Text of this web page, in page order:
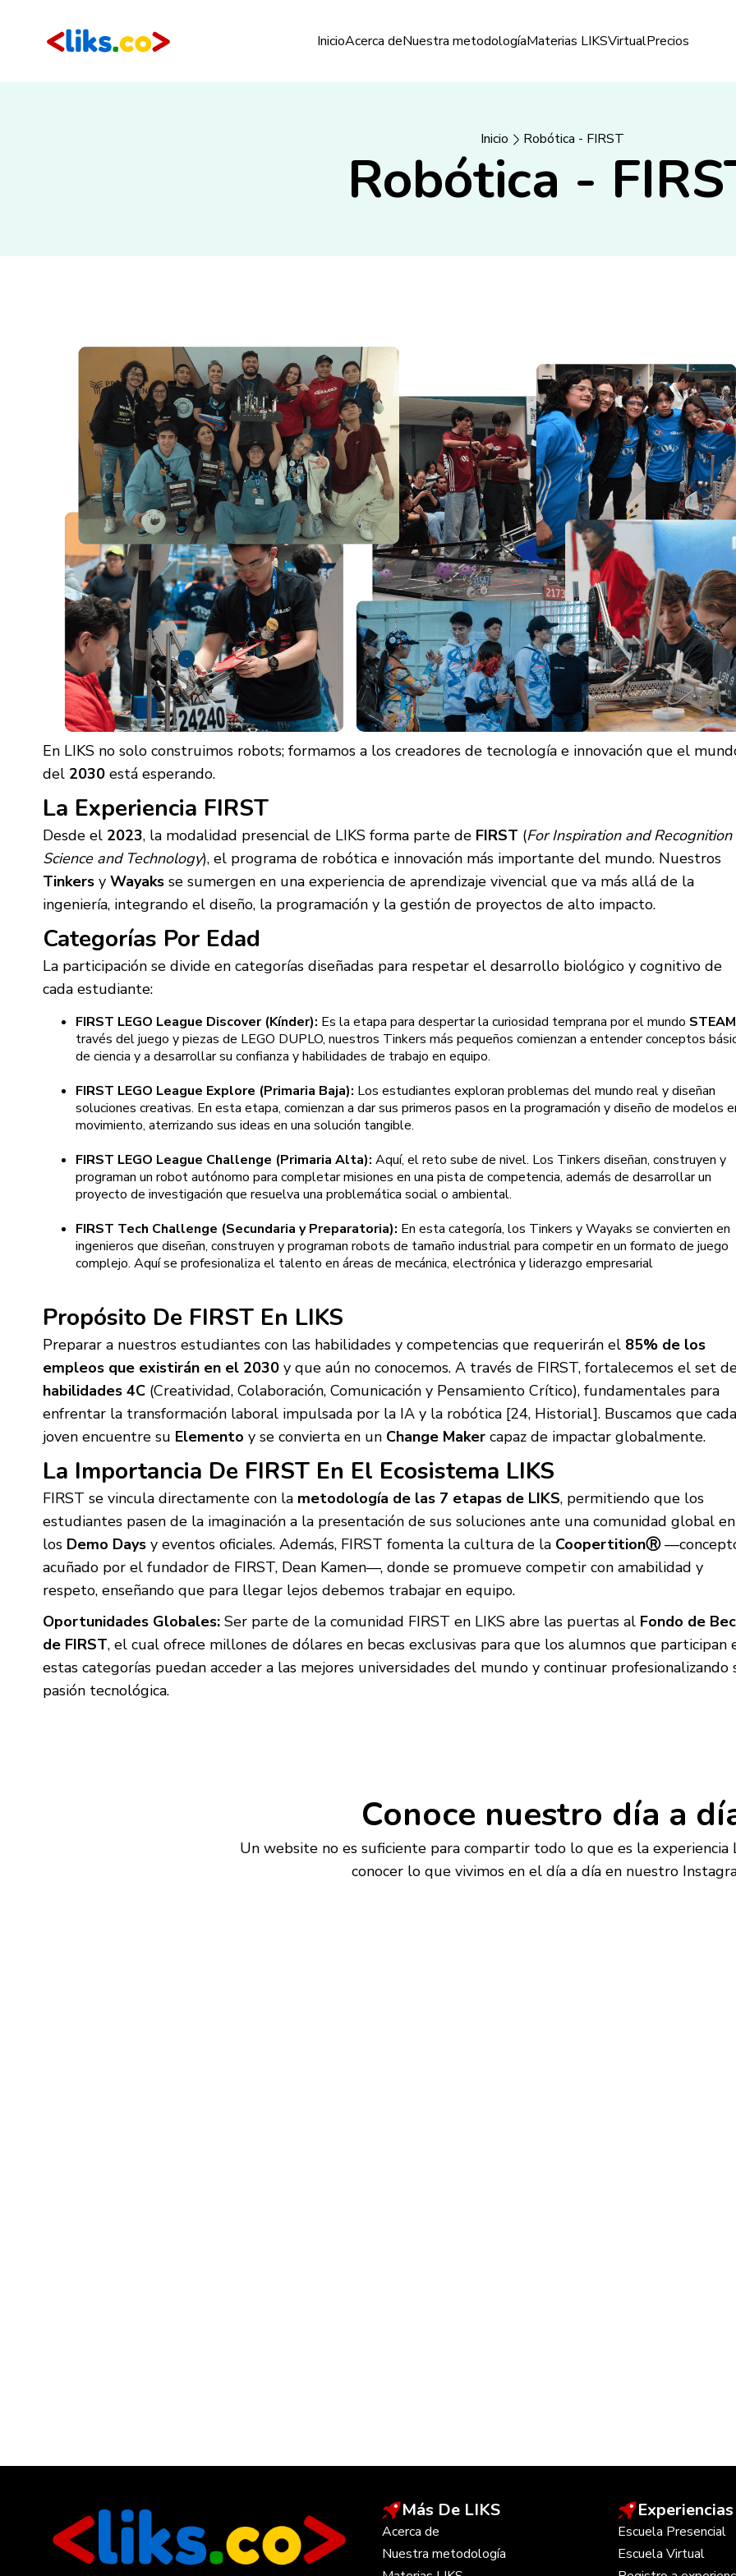
InicioAcerca deNuestra metodologíaMaterias LIKSVirtualPrecios
Inicio Robótica - FIRST
Robótica -
En LIKS no solo construimos robots; formamos a los creadores de tecnología e innovación que el
del 2030 está esperando.
La Experiencia FIRST
Desde el 2023, la modalidad presencial de LIKS forma parte de FIRST (For Inspiration and
Science and Technology), el programa de robótica e innovación más importante del mundo. Nuestros
Tinkers y Wayaks se sumergen en una experiencia de aprendizaje vivencial que va más allá de la
ingeniería, integrando el diseño, la programación y la gestión de proyectos de alto impacto.
Categorías Por Edad
La participación se divide en categorías diseñadas para respetar el desarrollo biológico y cognitivo de
cada estudiante:
FIRST LEGO League Discover (Kínder): Es la etapa para despertar la curiosidad temprana por el mundo STEAM
través del juego y piezas de LEGO DUPLO, nuestros Tinkers más pequeños comienzan a entender conceptos
de ciencia y a desarrollar su confianza y habilidades de trabajo en equipo.
FIRST LEGO League Explore (Primaria Baja): Los estudiantes exploran problemas del mundo real y diseñan
soluciones creativas. En esta etapa, comienzan a dar sus primeros pasos en la programación y diseño de modelos
movimiento, aterrizando sus ideas en una solución tangible.
FIRST LEGO League Challenge (Primaria Alta): Aquí, el reto sube de nivel. Los Tinkers diseñan, construyen y
programan un robot autónomo para completar misiones en una pista de competencia, además de desarrollar un
proyecto de investigación que resuelva una problemática social o ambiental.
FIRST Tech Challenge (Secundaria y Preparatoria): En esta categoría, los Tinkers y Wayaks se convierten en
ingenieros que diseñan, construyen y programan robots de tamaño industrial para competir en un formato de juego
complejo. Aquí se profesionaliza el talento en áreas de mecánica, electrónica y liderazgo empresarial
Propósito De FIRST En LIKS
Preparar a nuestros estudiantes con las habilidades y competencias que requerirán el 85% de los
empleos que existirán en el 2030 y que aún no conocemos. A través de FIRST, fortalecemos el set
habilidades 4C (Creatividad, Colaboración, Comunicación y Pensamiento Crítico), fundamentales para
enfrentar la transformación laboral impulsada por la IA y la robótica [24, Historial]. Buscamos que cada
joven encuentre su Elemento y se convierta en un Change Maker capaz de impactar globalmente.
La Importancia De FIRST En El Ecosistema LIKS
FIRST se vincula directamente con la metodología de las 7 etapas de LIKS, permitiendo que los
estudiantes pasen de la imaginación a la presentación de sus soluciones ante una comunidad global en
los Demo Days y eventos oficiales. Además, FIRST fomenta la cultura de la CoopertitionⓇ
acuñado por el fundador de FIRST, Dean Kamen—, donde se promueve competir con amabilidad y
respeto, enseñando que para llegar lejos debemos trabajar en equipo.
Oportunidades Globales: Ser parte de la comunidad FIRST en LIKS abre las puertas al Fondo de
de FIRST, el cual ofrece millones de dólares en becas exclusivas para que los alumnos que participan
estas categorías puedan acceder a las mejores universidades del mundo y continuar profesionalizando
pasión tecnológica.
Conoce nuestro día a
Un website no es suficiente para compartir todo lo que es la experiencia
conocer lo que vivimos en el día a día en nuestro
Más De LIKS
Acerca de
Nuestra metodología
Experiencias
Escuela Presencial
Escuela Virtual